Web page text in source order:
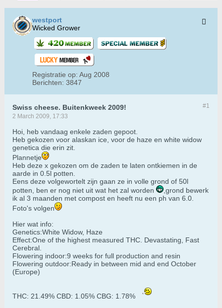
westport
Wicked Grower
Registratie op: Aug 2008
Berichten: 3847
#1
Swiss cheese. Buitenkweek 2009!
2 March 2009, 17:33
Hoi, heb vandaag enkele zaden gepoot.
Heb gekozen voor alaskan ice, voor de haze en white widow
genetica die erin zit.
Plannetje
Heb deze x gekozen om de zaden te laten ontkiemen in de
aarde in 0.5l potten.
Eens deze volgewortelt zijn gaan ze in volle grond of 50l
potten, ben er nog niet uit wat het zal worden
,grond bewerk
ik al 3 maanden met compost en heeft nu een ph van 6.0.
Foto's volgen
Hier wat info:
Genetics:White Widow, Haze
Effect:One of the highest measured THC. Devastating, Fast
Cerebral.
Flowering indoor:9 weeks for full production and resin
Flowering outdoor:Ready in between mid and end October
(Europe)
THC: 21.49% CBD: 1.05% CBG: 1.78%